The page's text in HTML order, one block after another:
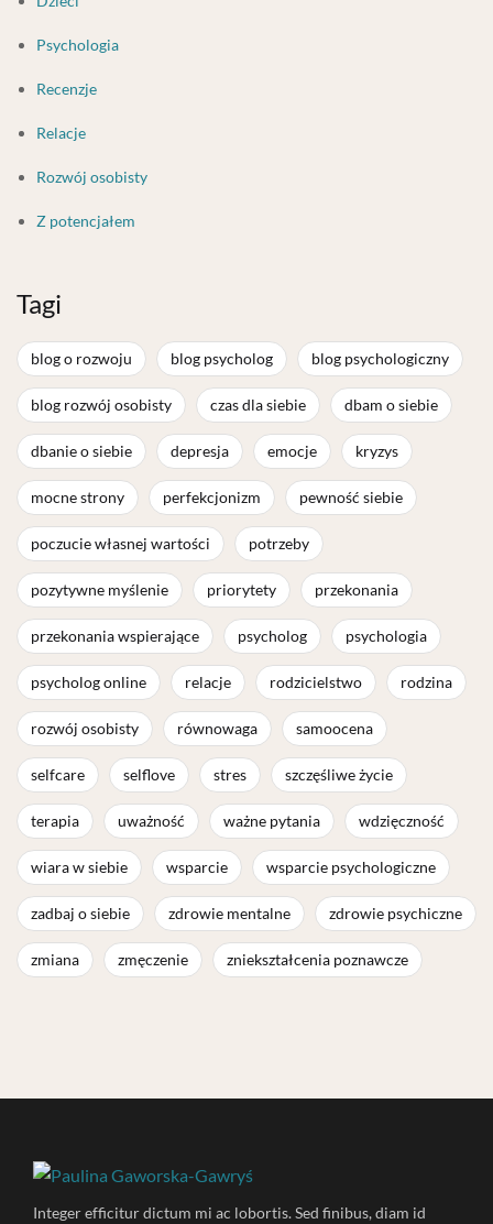
Psychologia
Recenzje
Relacje
Rozwój osobisty
Z potencjałem
Tagi
blog o rozwoju blog psycholog blog psychologiczny
blog rozwój osobisty czas dla siebie dbam o siebie
dbanie o siebie depresja emocje kryzys
mocne strony perfekcjonizm pewność siebie
poczucie własnej wartości potrzeby
pozytywne myślenie priorytety przekonania
przekonania wspierające psycholog psychologia
psycholog online relacje rodzicielstwo rodzina
rozwój osobisty równowaga samoocena
selfcare selflove stres szczęśliwe życie
terapia uważność ważne pytania wdzięczność
wiara w siebie wsparcie wsparcie psychologiczne
zadbaj o siebie zdrowie mentalne zdrowie psychiczne
zmiana zmęczenie zniekształcenia poznawcze
Integer efficitur dictum mi ac lobortis. Sed finibus, diam id